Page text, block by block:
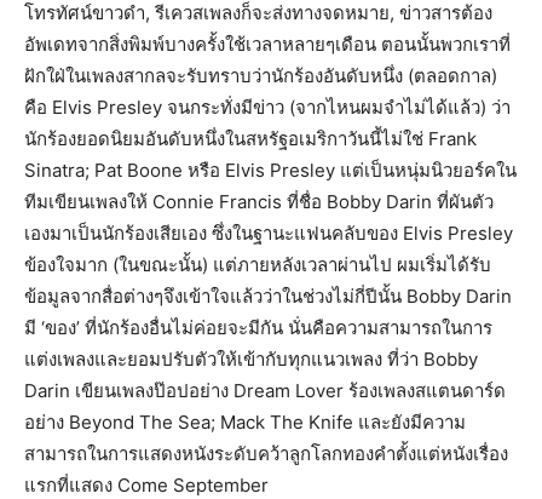
โทรทัศน์ขาวดำ, รีเควสเพลงก็จะส่งทางจดหมาย, ข่าวสารต้อง
อัพเดทจากสิ่งพิมพ์บางครั้งใช้เวลาหลายๆเดือน ตอนนั้นพวกเราที่
ฝักใฝ่ในเพลงสากลจะรับทราบว่านักร้องอันดับหนึ่ง (ตลอดกาล)
คือ Elvis Presley จนกระทั่งมีข่าว (จากไหนผมจำไม่ได้แล้ว) ว่า
นักร้องยอดนิยมอันดับหนึ่งในสหรัฐอเมริกาวันนี้ไม่ใช่ Frank
Sinatra; Pat Boone หรือ Elvis Presley แต่เป็นหนุ่มนิวยอร์คใน
ทีมเขียนเพลงให้ Connie Francis ที่ชื่อ Bobby Darin ที่ผันตัว
เองมาเป็นนักร้องเสียเอง ซึ่งในฐานะแฟนคลับของ Elvis Presley
ข้องใจมาก (ในขณะนั้น) แต่ภายหลังเวลาผ่านไป ผมเริ่มได้รับ
ข้อมูลจากสื่อต่างๆจึงเข้าใจแล้วว่าในช่วงไม่กี่ปีนั้น Bobby Darin
มี ‘ของ’ ที่นักร้องอื่นไม่ค่อยจะมีกัน นั่นคือความสามารถในการ
แต่งเพลงและยอมปรับตัวให้เข้ากับทุกแนวเพลง ที่ว่า Bobby
Darin เขียนเพลงป๊อปอย่าง Dream Lover ร้องเพลงสแตนดาร์ด
อย่าง Beyond The Sea; Mack The Knife และยังมีความ
สามารถในการแสดงหนังระดับคว้าลูกโลกทองคำตั้งแต่หนังเรื่อง
แรกที่แสดง Come September